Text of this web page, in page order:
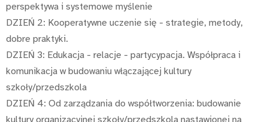
perspektywa i systemowe myślenie
DZIEŃ 2: Kooperatywne uczenie się - strategie, metody,
dobre praktyki.
DZIEŃ 3: Edukacja - relacje - partycypacja. Współpraca i
komunikacja w budowaniu włączającej kultury
szkoły/przedszkola
DZIEŃ 4: Od zarządzania do współtworzenia: budowanie